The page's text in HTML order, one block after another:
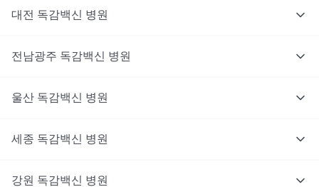
대전 독감백신 병원
전남광주 독감백신 병원
울산 독감백신 병원
세종 독감백신 병원
강원 독감백신 병원